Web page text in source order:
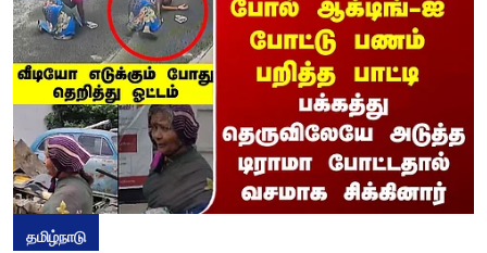
தமிழ்நாடு